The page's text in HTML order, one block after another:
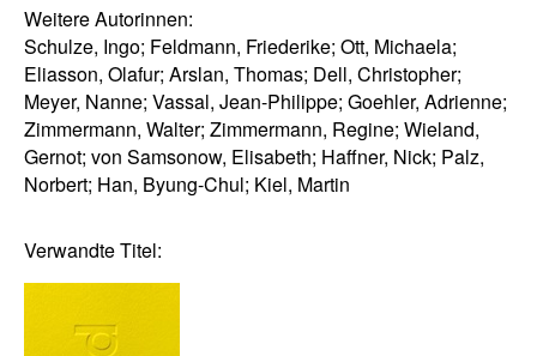
Weitere Autorinnen:
Schulze, Ingo; Feldmann, Friederike; Ott, Michaela;
Eliasson, Olafur; Arslan, Thomas; Dell, Christopher;
Meyer, Nanne; Vassal, Jean-Philippe; Goehler, Adrienne;
Zimmermann, Walter; Zimmermann, Regine; Wieland,
Gernot; von Samsonow, Elisabeth; Haffner, Nick; Palz,
Norbert; Han, Byung-Chul; Kiel, Martin
Verwandte Titel: